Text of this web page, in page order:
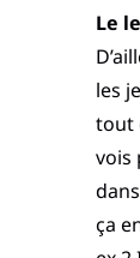
Le
les
tout
vois
ça